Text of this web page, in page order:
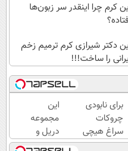
کرم چرا اینقدر سر زبون‌ها
دکتر شیرازی کرم ترمیم زخم
را ساخت!!!
برای نابودی
چروکات
سراغ هیچی
جز جوانساز
این
مجموعه
دریل و
پیچ